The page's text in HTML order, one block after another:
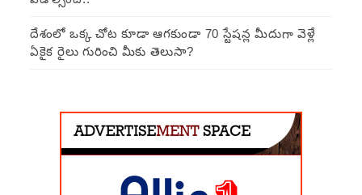
దేశంలో ఒక్క చోట కూడా ఆగకుండా 70 స్టేషన్ల మీదుగా వెళ్లే
ఏకైక రైలు గురించి మీకు తెలుసా?